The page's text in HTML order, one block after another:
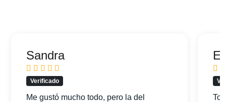
Sandra
Verificado
Me gustó mucho todo, pero la del